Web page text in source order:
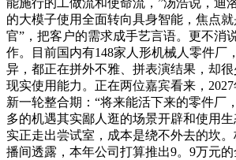
的大模子使用全面转向具身智能，焦点
官”，把客户的需求成手艺言语。更不消
作。目前国内有148家人形机械人零件厂
异，都正在拼外不雅、拼表演结果，却
现实使用能力。正在两位嘉宾看来，
新一轮整合期：“将来能活下来的零件厂
多的机遇其实鄙人逛的场景开辟和使用生
实正走出尝试室，成本是绕不外去的坎
播间透露，本年公司打算推出9。9万元的